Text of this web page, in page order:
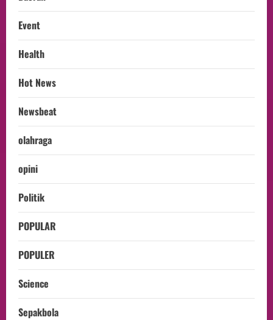
Event
Health
Hot News
Newsbeat
olahraga
opini
Politik
POPULAR
POPULER
Science
Sepakbola